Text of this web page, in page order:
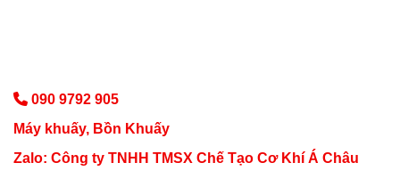
090 9792 905
Máy khuấy, Bồn Khuấy
Zalo: Công ty TNHH TMSX Chế Tạo Cơ Khí Á Châu